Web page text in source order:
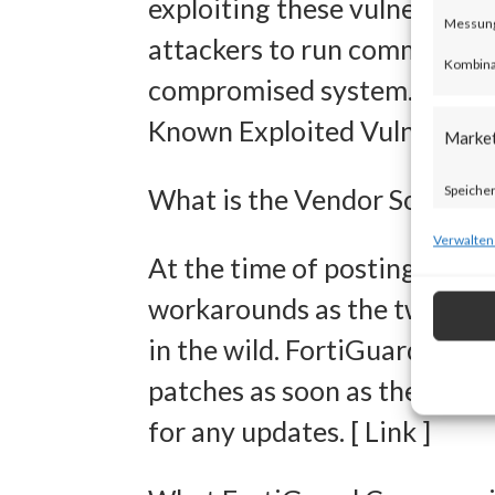
zur
exploiting these
attackers to run commands
compromised system. Both
Known Exploited
What is the Vendor
At the time of posting, there
workarounds as the two
in the wild. FortiGuard
patches as soon as they are
for any updates. [ Link ]